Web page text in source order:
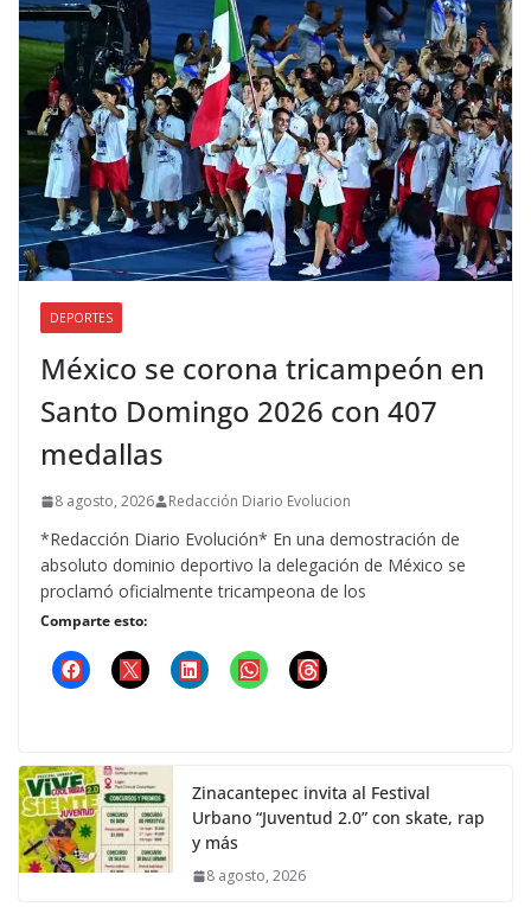
DEPORTES
México se corona tricampeón en
Santo Domingo 2026 con 407
medallas
8 agosto, 2026 Redacción Diario Evolucion
*Redacción Diario Evolución* En una demostración de
absoluto dominio deportivo la delegación de México se
proclamó oficialmente tricampeona de los
Comparte esto:
Zinacantepec invita al Festival
Urbano “Juventud 2.0” con skate, rap
y más
8 agosto, 2026